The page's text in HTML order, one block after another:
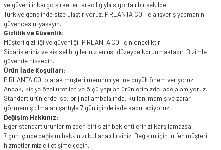
ve güvenilir kargo şirketleri aracılığıyla sigortalı bir şekilde
Türkiye genelinde size ulaştırıyoruz. PIRLANTA CO. ile alışveriş yapmanın
güvencesini yaşayın.
Gizlilik ve Güvenlik:
Müşteri gizliliği ve güvenliği, PIRLANTA CO. için önceliktir.
Siparişleriniz ve kişisel bilgileriniz en üst düzeyde korunmaktadır. Bizimle
güvende hissedin.
Ürün İade Koşulları:
PIRLANTA CO. olarak müşteri memnuniyetine büyük önem veriyoruz.
Ancak, kişiye özel üretilen ve ölçü yapılan ürünlerimizde iade alamıyoruz.
Standart ürünlerde ise, orijinal ambalajında, kullanılmamış ve zarar
görmemiş olmaları şartıyla 7 gün içinde iade kabul ediyoruz.
Değişim Hakkınız:
Eğer standart ürünlerimizden biri sizin beklentilerinizi karşılamazsa,
7 gün içinde değişim hakkınızı kullanabilirsiniz. Değişim için lütfen müşteri
hizmetlerimizle iletişime geçin.